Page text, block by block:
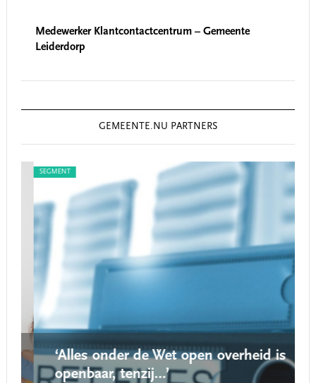
Medewerker Klantcontactcentrum – Gemeente
Leiderdorp
GEMEENTE.NU PARTNERS
SEGMENT
‘Alles onder de Wet open overheid is
openbaar, tenzij…’